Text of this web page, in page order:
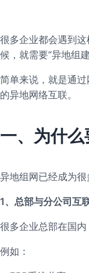
很多企业都会遇到
候，就需要“异地组建
简单来说，就是通
的异地网络互联。
一、为什
异地组网已经成为
1、总部与分公司互
很多企业总部在国
例如：